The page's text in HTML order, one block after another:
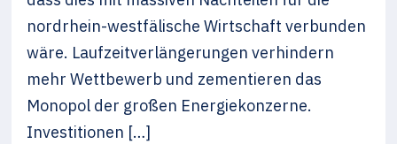
nordrhein-westfälische Wirtschaft verbunden
wäre. Laufzeitverlängerungen verhindern
mehr Wettbewerb und zementieren das
Monopol der großen Energiekonzerne.
Investitionen […]